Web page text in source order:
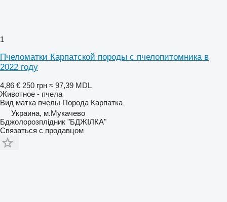
1
Пчеломатки Карпатской породы c пчелопитомника в
2022 году
4,86 € 250 грн ≈ 97,39 MDL
Животное - пчела
Вид матка пчелы Порода Карпатка
Украина, м.Мукачево
Бджолорозплідник "БДЖІЛКА"
Связаться с продавцом